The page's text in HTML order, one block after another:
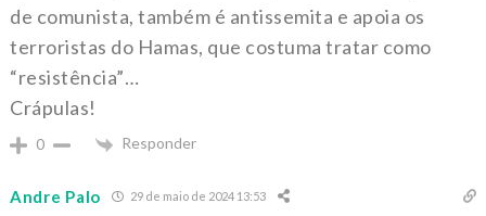
de comunista, também é antissemita e apoia os
terroristas do Hamas, que costuma tratar como
“resistência”…
Crápulas!
0 Responder
Andre Palo 29 de maio de 2024 13:53